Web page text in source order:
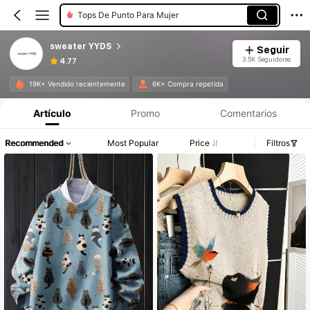
Jerséis De Mujer
sweater YYDS
4.77
Seguir
3.5K Seguidores
19K+ Vendido recientemente 6K+ Compra repetida
Artículo Promo Comentarios
Recommended Most Popular Price Filtros